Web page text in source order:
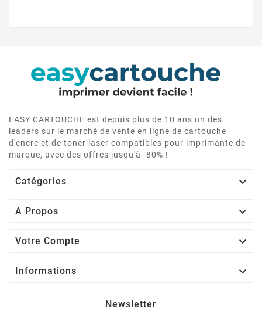
EASY CARTOUCHE est depuis plus de 10 ans un des
leaders sur le marché de vente en ligne de cartouche
d'encre et de toner laser compatibles pour imprimante de
marque, avec des offres jusqu'à -80% !
Catégories 
A Propos 
Votre Compte 
Informations 
Newsletter